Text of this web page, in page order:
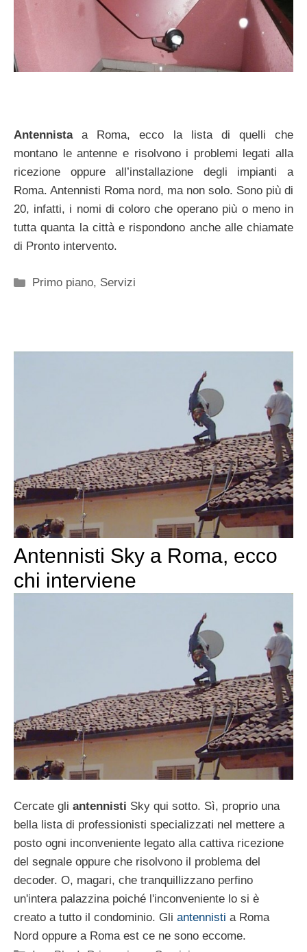
Antennistaa Roma, ecco la lista di quelli che
montano le antenne e risolvono i problemi legati alla
ricezione oppure all’installazione degli impianti a
Roma. Antennisti Roma nord, ma non solo. Sono più di
20, infatti, i nomi di coloro che operano più o meno in
tutta quanta la città e rispondono anche alle chiamate
di Pronto intervento.
Categorie
Primo piano, Servizi
Antennisti Sky a Roma, ecco
chi interviene
Cercate gli antennisti Sky qui sotto. Sì, proprio una
bella lista di professionisti specializzati nel mettere a
posto ogni inconveniente legato alla cattiva ricezione
del segnale oppure che risolvono il problema del
decoder. O, magari, che tranquillizzano perfino
un'intera palazzina poiché l'inconveniente lo si è
creato a tutto il condominio. Gli antennisti a Roma
Nord oppure a Roma est ce ne sono eccome.